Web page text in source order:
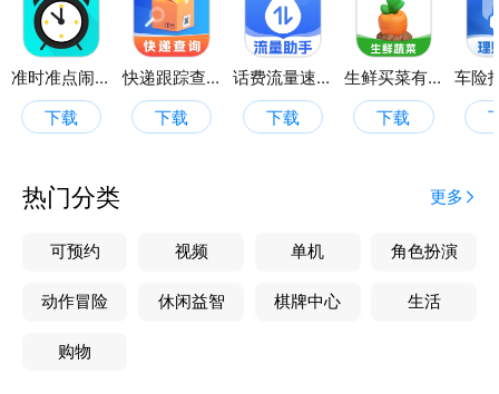
准时准点闹钟
下载
快递跟踪查询
下载
话费流量速查通
下载
生鲜买菜有优惠
下载
热门分类 更多
可预约 视频 单机 角色扮演
动作冒险 休闲益智 棋牌中心 生活
购物